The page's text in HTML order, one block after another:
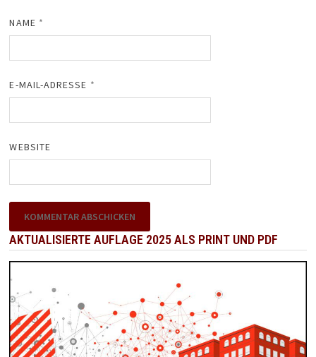
NAME *
E-MAIL-ADRESSE *
WEBSITE
AKTUALISIERTE AUFLAGE 2025 ALS PRINT UND PDF